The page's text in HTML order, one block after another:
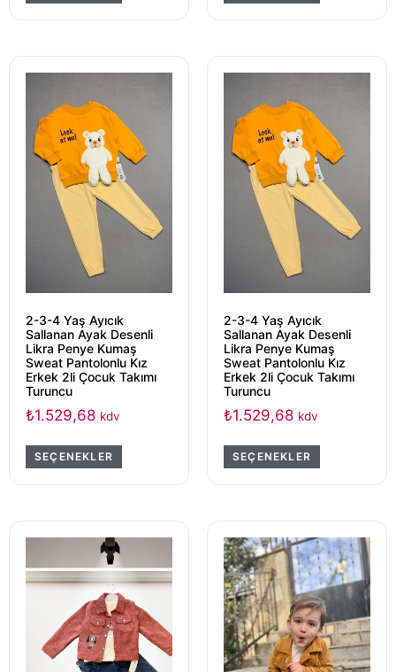
2-3-4 Yaş Ayıcık
Sallanan Ayak Desenli
Likra Penye Kumaş
Sweat Pantolonlu Kız
Erkek 2li Çocuk Takımı
Turuncu
₺1.529,68 kdv
SEÇENEKLER
2-3-4 Yaş Ayıcık
Sallanan Ayak Desenli
Likra Penye Kumaş
Sweat Pantolonlu Kız
Erkek 2li Çocuk Takımı
Turuncu
₺1.529,68 kdv
SEÇENEKLER